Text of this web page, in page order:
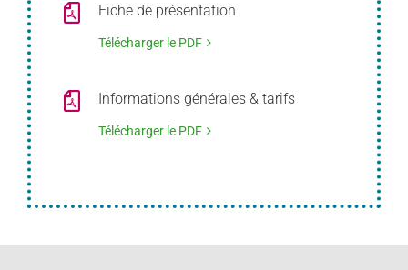
Fiche de présentation
Télécharger le PDF
Informations générales & tarifs
Télécharger le PDF